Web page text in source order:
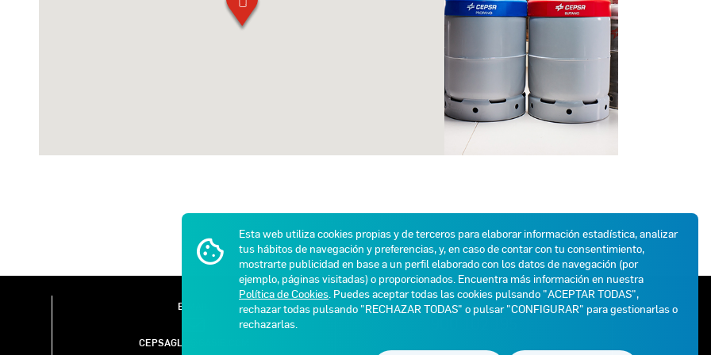
Esta web utiliza cookies propias y de terceros para elaborar información estadística, analizar
tus hábitos de navegación y preferencias, y, en caso de contar con tu consentimiento,
mostrarte publicidad en base a un perfil elaborado con los datos de navegación (por
ejemplo, páginas visitadas) o proporcionados. Encuentra más información en nuestra
Política de Cookies. Puedes aceptar todas las cookies pulsando "ACEPTAR TODAS",
rechazar todas pulsando "RECHAZAR TODAS" o pulsar "CONFIGURAR" para gestionarlas o
rechazarlas.
E-MAIL
CEPSAGLP@GASIB.COM
ATENCIÓN AL CLIENTE